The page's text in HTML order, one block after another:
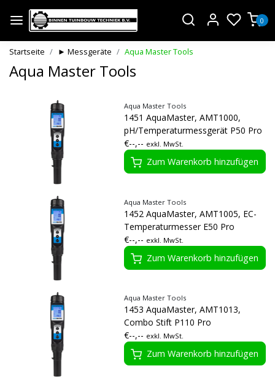
0
Startseite ► Messgeräte Aqua Master Tools
Aqua Master Tools
Aqua Master Tools
1451 AquaMaster, AMT1000,
pH/Temperaturmessgerät P50 Pro
€--,-- exkl. MwSt.
Zum Warenkorb hinzufügen
Aqua Master Tools
1452 AquaMaster, AMT1005, EC-
Temperaturmesser E50 Pro
€--,-- exkl. MwSt.
Zum Warenkorb hinzufügen
Aqua Master Tools
1453 AquaMaster, AMT1013,
Combo Stift P110 Pro
€--,-- exkl. MwSt.
Zum Warenkorb hinzufügen